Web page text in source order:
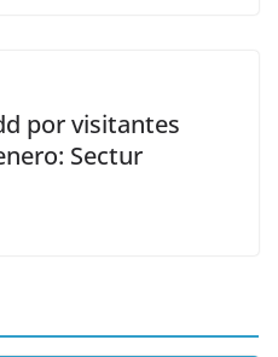
por visitantes
Sectur